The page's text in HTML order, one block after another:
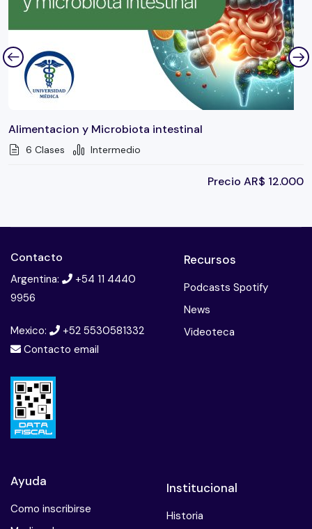
Alimentacion y Microbiota intestinal
6 Clases Intermedio
Precio AR$ 12.000
Contacto
Argentina:
+54 11 4440
9956
Mexico:
+52 5530581332
Contacto email
Recursos
Podcasts Spotify
News
Videoteca
Ayuda
Como inscribirse
Institucional
Historia